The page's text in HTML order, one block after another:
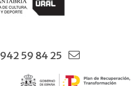
942 59 84 25